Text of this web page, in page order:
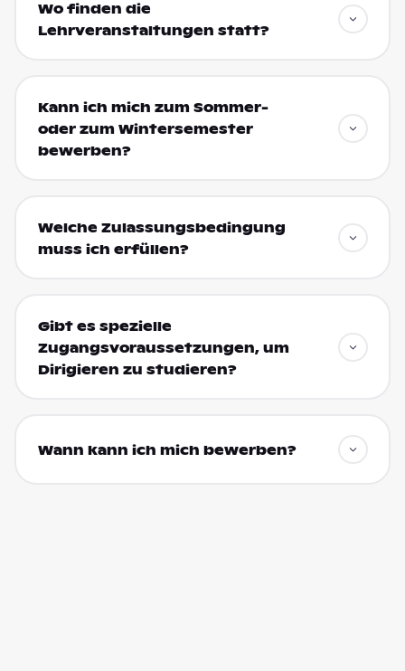
Wo finden die
Lehrveranstaltungen statt?
Kann ich mich zum Sommer-
oder zum Wintersemester
bewerben?
Welche Zulassungsbedingung
muss ich erfüllen?
Gibt es spezielle
Zugangsvoraussetzungen, um
Dirigieren zu studieren?
Wann kann ich mich bewerben?